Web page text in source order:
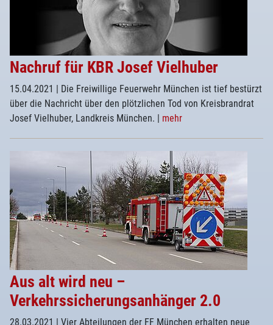
Nachruf für KBR Josef Vielhuber
15.04.2021 | Die Freiwillige Feuerwehr München ist tief bestürzt
über die Nachricht über den plötzlichen Tod von Kreisbrandrat
Josef Vielhuber, Landkreis München. | mehr
Aus alt wird neu –
Verkehrssicherungsanhänger 2.0
28.03.2021 | Vier Abteilungen der FF München erhalten neue